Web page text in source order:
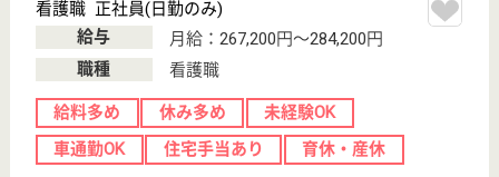
サイトマップ 利用規約
採用ご担当者様へ お知らせ